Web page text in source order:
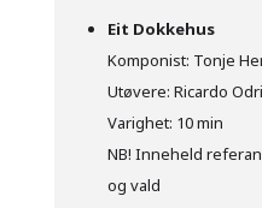
Eit Dokkehus
Komponist: Tonje
Utøvere: Ricardo
Varighet: 10 min
NB! Inneheld
og vald